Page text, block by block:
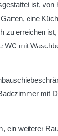
ist, von
eine
zu erreichen ist,
WC mit
mit
ein weiterer